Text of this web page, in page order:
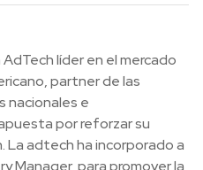
AdTech líder en el mercado
partner de las
nacionales e
por reforzar su
La adtech ha incorporado a
Manager, para promover la